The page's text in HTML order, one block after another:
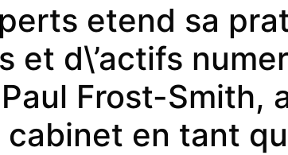
etend sa
et d\’actifs
Frost-Smith,
cabinet en tant